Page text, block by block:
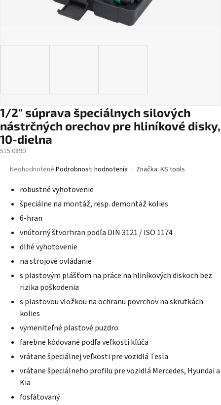
1/2" súprava špeciálnych silových
nástrčných orechov pre hliníkové disky,
10-dielna
515.0890
Priemerné
produktu
0,0
z
hviezdičiek.
Neohodnotené Podrobnosti hodnotenia Značka: KS tools
robustné vyhotovenie
špeciálne na montáž, resp. demontáž kolies
6-hran
vnútorný štvorhran podľa DIN 3121 / ISO 1174
dlhé vyhotovenie
na strojové ovládanie
s plastovým plášťom na práce na hliníkových diskoch bez
rizika poškodenia
s plastovou vložkou na ochranu povrchov na skrutkách
kolies
vymeniteľné plastové puzdro
farebne kódované podľa veľkosti kľúča
vrátane špeciálnej veľkosti pre vozidlá Tesla
vrátane špeciálneho profilu pre vozidlá Mercedes, Hyundai a
Kia
fosfátovaný